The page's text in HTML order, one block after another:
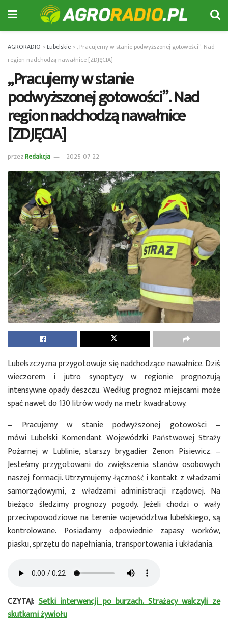
AGRORADIO >Lubelskie > „Pracujemy w stanie podwyższonej gotowości”. Nad
region nadchodzą nawałnice [ZDJĘCIA]
„Pracujemy w stanie
podwyższonej gotowości”. Nad
region nadchodzą nawałnice
[ZDJĘCIA]
przezRedakcja 2025-07-22
Lubelszczyzna przygotowuje się nadchodzące nawałnice. Dziś
wieczorem i jutro synoptycy w regionie prognozują
intensywne opady deszczu. Według prognoz miejscami może
spać nawet do 130 litrów wody na metr kwadratowy.
– Pracujemy w stanie podwyższonej gotowości –
mówi Lubelski Komendant Wojewódzki Państwowej Straży
Pożarnej w Lublinie, starszy brygadier Zenon Pisiewicz. –
Jesteśmy przygotowani do zwiększenia stanów osobowych
naszej formacji. Utrzymujemy łączność i kontakt z władzami
samorządowymi, z władzami administracji rządowej. Na
bieżąco śledzimy prognozy pogody. Jeżeli chodzi o wały
przeciwpowodziowe na terenie województwa lubelskiego, są
kontrolowane. Posiadamy odpowiednie zapasy worków,
piasku, sprzętu do napełniania, transportowania i układania.
CZYTAJ:Setki interwencji po burzach. Strażacy walczyli ze
skutkami żywiołu